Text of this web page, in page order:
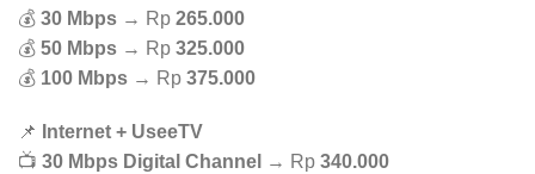
💰 30 Mbps → Rp 265.000
💰 50 Mbps → Rp 325.000
💰 100 Mbps → Rp 375.000
📌
Internet + UseeTV
📺 30 Mbps Digital Channel → Rp 340.000